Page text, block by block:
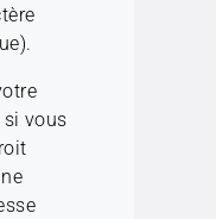
si vous